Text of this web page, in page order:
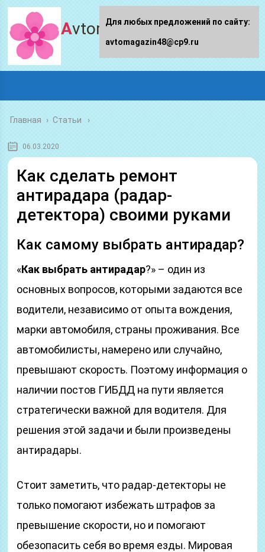
Avtomagazin48.ru
Главная › Статьи
06.03.2020
Как сделать ремонт
антирадара (радар-
детектора) своими руками
Как самому выбрать антирадар?
«Как выбрать антирадар?» – один из
основных вопросов, которыми задаются все
водители, независимо от опыта вождения,
марки автомобиля, страны проживания. Все
автомобилисты, намерено или случайно,
превышают скорость. Поэтому информация о
наличии постов ГИБДД на пути является
стратегически важной для водителя. Для
решения этой задачи и были произведены
антирадары.
Стоит заметить, что радар-детекторы не
только помогают избежать штрафов за
превышение скорости, но и помогают
обезопасить себя во время езды. Мировая
Для любых предложений по сайту:
avtomagazin48@cp9.ru